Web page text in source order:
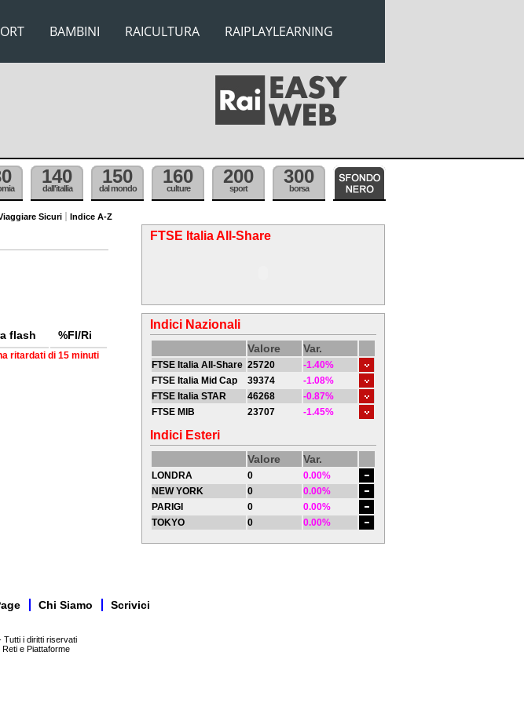
BAMBINI RAICULTURA RAIPLAYLEARNING
140
dall'itallia
150
dal mondo
160
culture
200
sport
300
borsa
Sicuri Indice A-Z
flash %Fl/Ri
ritardati di 15 minuti
FTSE Italia All-Share
Indici Nazionali
Valore Var.
FTSE Italia All-Share 25720
-1.40%
FTSE Italia Mid Cap
39374
-1.08%
FTSE Italia STAR
46268
-0.87%
FTSE MIB
23707 -1.45%
Indici Esteri
Valore Var.
LONDRA 0
0.00%
NEW YORK
0
0.00%
PARIGI
0
0.00%
TOKYO
0 0.00%
Chi Siamo Scrivici
Tutti i diritti riservati
e Piattaforme